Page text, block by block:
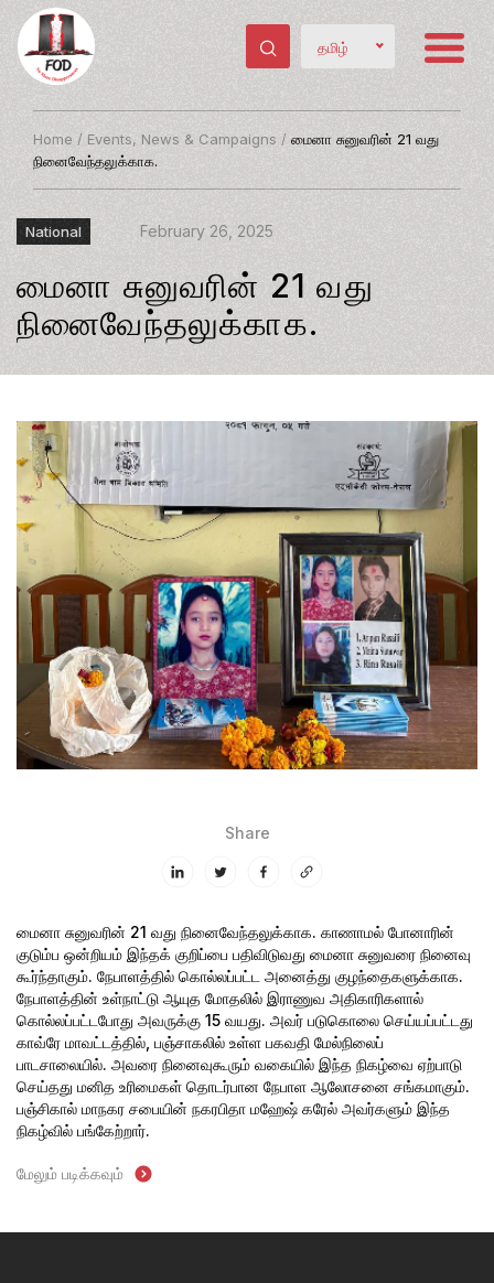
தமிழ்
Home / Events, News & Campaigns / மைனா சுனுவரின் 21 வது
நினைவேந்தலுக்காக.
National February 26, 2025
மைனா சுனுவரின் 21 வது
நினைவேந்தலுக்காக.
Share
மைனா சுனுவரின் 21 வது நினைவேந்தலுக்காக. காணாமல் போனாரின்
குடும்ப ஒன்றியம் இந்தக் குறிப்பை பதிவிடுவது மைனா சுனுவரை நினைவு
கூர்ந்தாகும். நேபாளத்தில் கொல்லப்பட்ட அனைத்து குழந்தைகளுக்காக.
நேபாளத்தின் உள்நாட்டு ஆயுத மோதலில் இராணுவ அதிகாரிகளால்
கொல்லப்பட்டபோது அவருக்கு 15 வயது. அவர் படுகொலை செய்யப்பட்டது
காவ்ரே மாவட்டத்தில், பஞ்சாகலில் உள்ள பகவதி மேல்நிலைப்
பாடசாலையில். அவரை நினைவுகூரும் வகையில் இந்த நிகழ்வை ஏற்பாடு
செய்தது மனித உரிமைகள் தொடர்பான நேபாள ஆலோசனை சங்கமாகும்.
பஞ்சிகால் மாநகர சபையின் நகரபிதா மஹேஷ் கரேல் அவர்களும் இந்த
நிகழ்வில் பங்கேற்றார்.
மேலும் படிக்கவும்